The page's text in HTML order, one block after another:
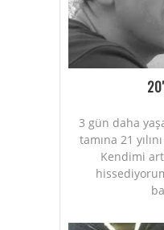
3 gün daha
tamına 21
Kendimi